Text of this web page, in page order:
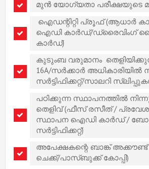
മുൻ യോഗ്യതാ പരീക്ഷയുടെ
ഐഡന്റിറ്റി പ്രൂഫ് (ആധാർ
ഐഡി കാർഡ്/ഡ്രൈവിംഗ്
കാർഡ്)
കുടുംബ വരുമാനം
16A/സർക്കാർ അധികാരിയിൽ
സർട്ടിഫിക്കറ്റ്/സാലറി
പഠിക്കുന്ന സ്ഥാപനത്തിൽ
തെളിവ് (ഫീസ് രസീത് /
സ്ഥാപന ഐഡി കാർഡ് /
സർട്ടിഫിക്കറ്റ്)
അപേക്ഷകന്റെ ബാങ്ക് അക്കൗണ്ട്
ചെക്ക്/പാസ്ബുക്ക് കോപ്പി)